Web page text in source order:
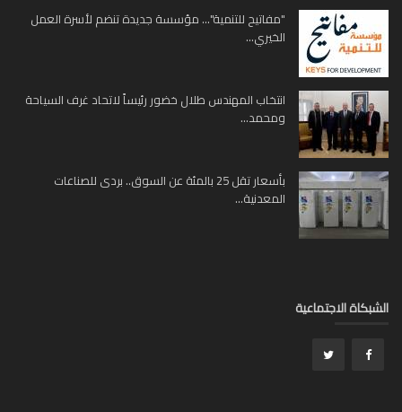
"مفاتيح للتنمية"... مؤسسة جديدة تنضم لأسرة العمل
الخيري...
انتخاب المهندس طلال خضور رئيساً لاتحاد غرف السياحة
ومحمد...
بأسعار تقل 25 بالمئة عن السوق.. بردى للصناعات
المعدنية...
الاجتماعية